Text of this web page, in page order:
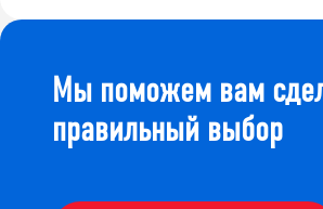
Мы поможем вам
правильный выбор